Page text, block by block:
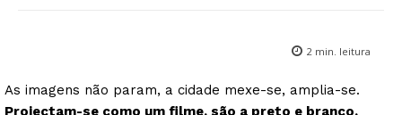
2 min. leitura
As imagens não param, a cidade mexe-se, amplia-se.
Projectam-se como um filme, são a preto e branco,